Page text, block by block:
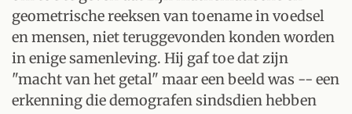
geometrische reeksen van toename in voedsel
en mensen, niet teruggevonden konden worden
in enige samenleving. Hij gaf toe dat zijn
"macht van het getal" maar een beeld was -- een
erkenning die demografen sindsdien hebben